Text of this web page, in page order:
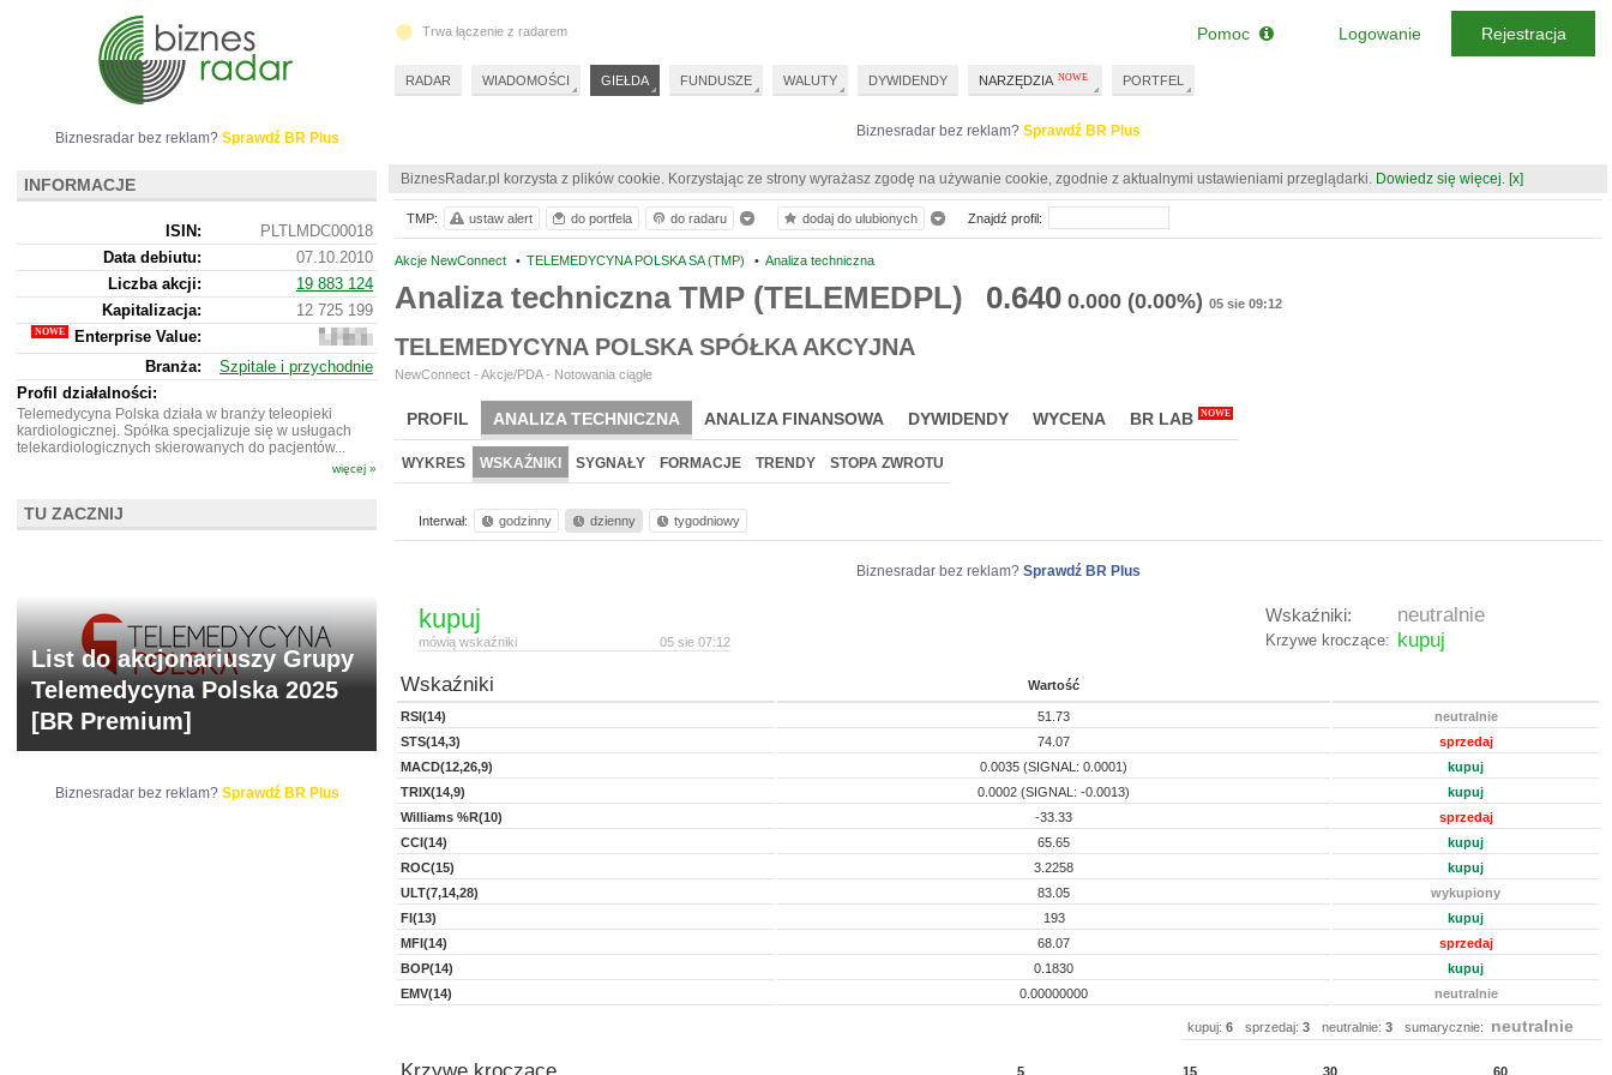
Biznesradar bez reklam? Sprawdź BR Plus
BiznesRadar.pl korzysta z plików cookie. Korzystając ze strony wyrażasz zgodę na używanie cookie, zgodnie z aktualnymi ustawieniami przeglądarki. Dowiedz się więcej. [x]
Akcje NewConnect • TELEMEDYCYNA POLSKA SA (TMP) • Analiza techniczna
Analiza techniczna TMP (TELEMEDPL) 0.640 0.000 (0.00%) 05 sie 09:12
TELEMEDYCYNA POLSKA SPÓŁKA AKCYJNA
NewConnect - Akcje/PDA - Notowania ciągłe
PROFIL ANALIZA TECHNICZNA ANALIZA FINANSOWA DYWIDENDY WYCENA BR LAB NOWE
WYKRES WSKAŹNIKI SYGNAŁY FORMACJE TRENDY STOPA ZWROTU
Interwał: godzinny dzienny tygodniowy
Biznesradar bez reklam? Sprawdź BR Plus
kupuj
05 sie 07:12
mówią wskaźniki
neutralnie
Wskaźniki:
kupuj
Krzywe kroczące:
Wskaźniki Wartość
RSI(14) 51.73
neutralnie
STS(14,3)
74.07
sprzedaj
MACD(12,26,9)
0.0035 (SIGNAL: 0.0001)
kupuj
TRIX(14,9)
0.0002 (SIGNAL: -0.0013)
kupuj
Williams %R(10)
-33.33
sprzedaj
CCI(14)
65.65
kupuj
ROC(15)
3.2258
kupuj
ULT(7,14,28)
83.05
wykupiony
FI(13)
193
kupuj
MFI(14)
68.07
sprzedaj
BOP(14)
0.1830
kupuj
EMV(14)
0.00000000 neutralnie
kupuj: 6 sprzedaj: 3 neutralnie: 3 sumarycznie: neutralnie
5 15 30 60
TMP: ustaw alert do portfela do radaru dodaj do ulubionych Znajdź profil:
Biznesradar bez reklam? Sprawdź BR Plus
INFORMACJE
ISIN:
PLTLMDC00018
Data debiutu:
07.10.2010
Liczba akcji:
19 883 124
Kapitalizacja:
12 725 199
Enterprise Value:
13
152
199
Branża:
Szpitale i przychodnie
Profil działalności:
Telemedycyna Polska działa w branży teleopieki
kardiologicznej. Spółka specjalizuje się w usługach
telekardiologicznych skierowanych do pacjentów...
więcej »
TU ZACZNIJ
List do akcjonariuszy Grupy
Telemedycyna Polska 2025
[BR Premium]
Biznesradar bez reklam? Sprawdź BR Plus
Trwa łączenie z radarem
RADAR WIADOMOŚCI GIEŁDA FUNDUSZE WALUTY DYWIDENDY NARZĘDZIA PORTFEL
Pomoc Logowanie Rejestracja